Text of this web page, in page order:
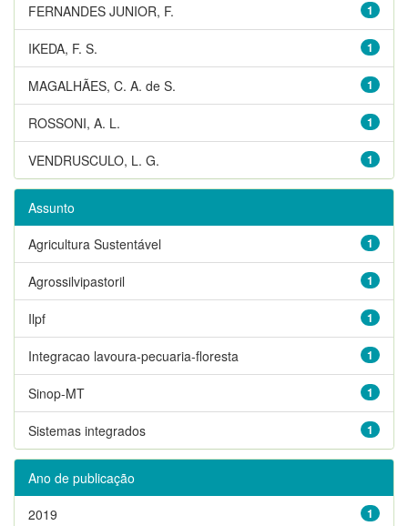
1
FERNANDES JUNIOR, F.
1
IKEDA, F. S.
1
MAGALHÃES, C. A. de S.
1
ROSSONI, A. L.
1
VENDRUSCULO, L. G.
Assunto
1
Agricultura Sustentável
1
Agrossilvipastoril
1
Ilpf
1
Integracao lavoura-pecuaria-floresta
1
Sinop-MT
1
Sistemas integrados
Ano de publicação
1
2019